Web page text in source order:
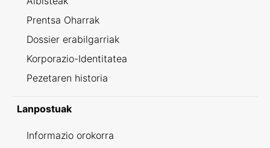
Prentsa Oharrak
Dossier erabilgarriak
Korporazio-Identitatea
Pezetaren historia
Lanpostuak
Informazio orokorra